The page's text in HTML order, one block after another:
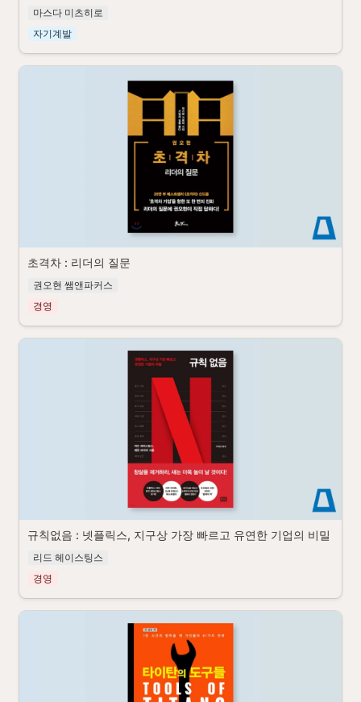
마스다 미츠히로
자기계발
초격차 : 리더의 질문
권오현 쌤앤파커스
경영
규칙없음 : 넷플릭스, 지구상 가장 빠르고 유연한 기업의 비밀
리드 헤이스팅스
경영